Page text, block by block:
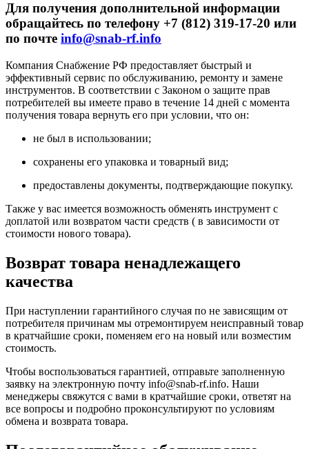
Для получения дополнительной информации
обращайтесь по телефону +7 (812) 319-17-20 или
по почте info@snab-rf.info
Компания Снабжение РФ предоставляет быстрый и
эффективный сервис по обслуживанию, ремонту и замене
инструментов. В соответствии с Законом о защите прав
потребителей вы имеете право в течение 14 дней с момента
получения товара вернуть его при условии, что он:
не был в использовании;
сохранены его упаковка и товарный вид;
предоставлены документы, подтверждающие покупку.
Также у вас имеется возможность обменять инструмент с
доплатой или возвратом части средств ( в зависимости от
стоимости нового товара).
Возврат товара ненадлежащего
качества
При наступлении гарантийного случая по не зависящим от
потребителя причинам мы отремонтируем неисправный товар
в кратчайшие сроки, поменяем его на новый или возместим
стоимость.
Чтобы воспользоваться гарантией, отправьте заполненную
заявку на электронную почту info@snab-rf.info. Наши
менеджеры свяжутся с вами в кратчайшие сроки, ответят на
все вопросы и подробно проконсультируют по условиям
обмена и возврата товара.